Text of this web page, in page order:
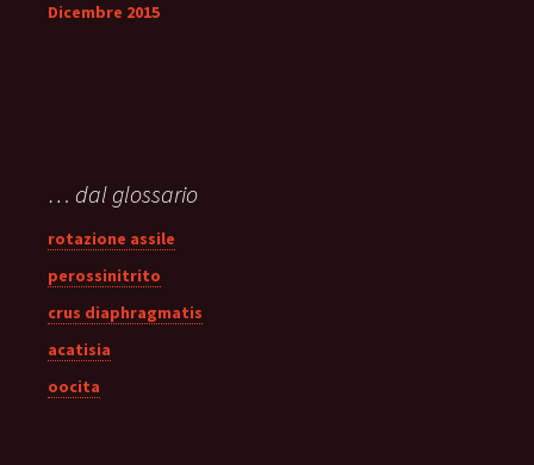
Dicembre 2015
… dal glossario
rotazione assile
perossinitrito
crus diaphragmatis
acatisia
oocita